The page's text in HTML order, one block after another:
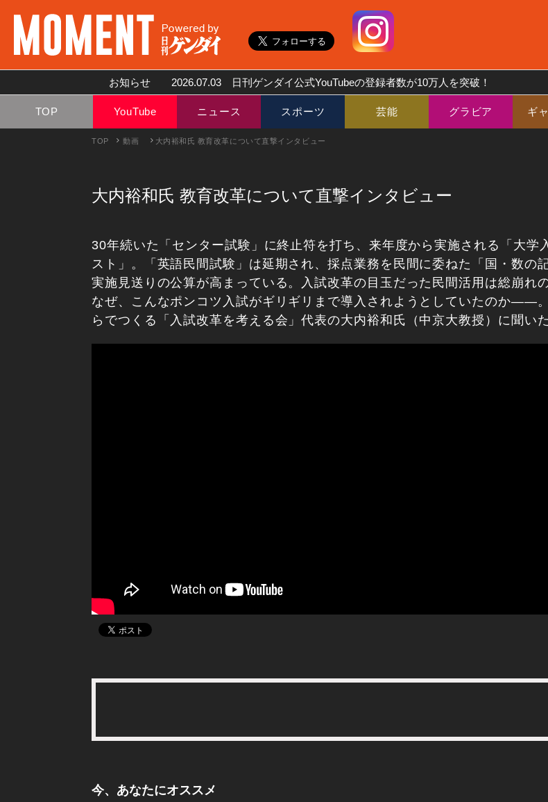
お知らせ 2026.07.03 日刊ゲンダイ公式YouTubeの登録者数が10万人を突破！
TOP YouTube ニュース スポーツ 芸能 グラビア ギ
TOP 動画 大内裕和氏 教育改革について直撃インタビュー
大内裕和氏 教育改革について直撃インタビュー
30年続いた「センター試験」に終止符を打ち、来年度から実施される「大学
スト」。「英語民間試験」は延期され、採点業務を民間に委ねた「国・数の
実施見送りの公算が高まっている。入試改革の目玉だった民間活用は総崩れの
なぜ、こんなポンコツ入試がギリギリまで導入されようとしていたのか――
らでつくる「入試改革を考える会」代表の大内裕和氏（中京大教授）に聞いた
今、あなたにオススメ